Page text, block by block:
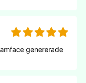
genererade